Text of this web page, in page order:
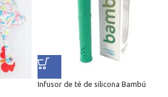
Infusor de té de silicona Bambú